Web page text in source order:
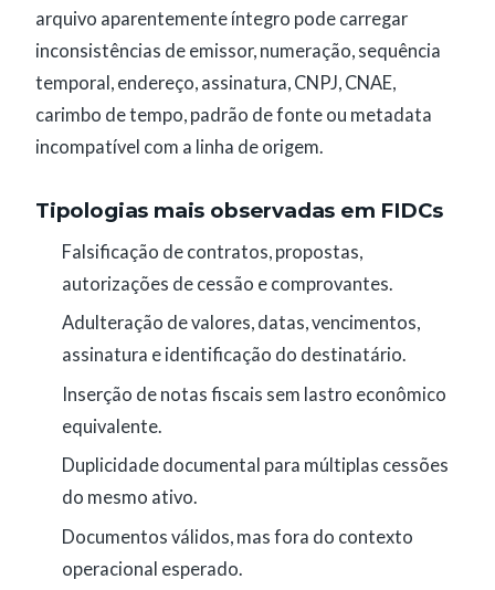
arquivo aparentemente íntegro pode carregar
inconsistências de emissor, numeração, sequência
temporal, endereço, assinatura, CNPJ, CNAE,
carimbo de tempo, padrão de fonte ou metadata
incompatível com a linha de origem.
Tipologias mais observadas em FIDCs
Falsificação de contratos, propostas,
autorizações de cessão e comprovantes.
Adulteração de valores, datas, vencimentos,
assinatura e identificação do destinatário.
Inserção de notas fiscais sem lastro econômico
equivalente.
Duplicidade documental para múltiplas cessões
do mesmo ativo.
Documentos válidos, mas fora do contexto
operacional esperado.